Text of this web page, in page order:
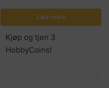
Læs mere
Kjøp og tjen 3
HobbyCoins!